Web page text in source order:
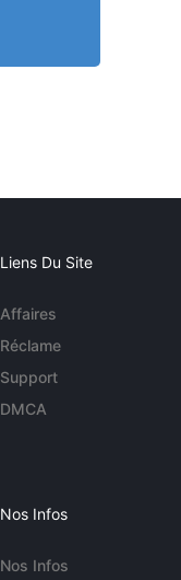
Liens Du Site
Affaires
Réclame
Support
DMCA
Nos Infos
Nos Infos